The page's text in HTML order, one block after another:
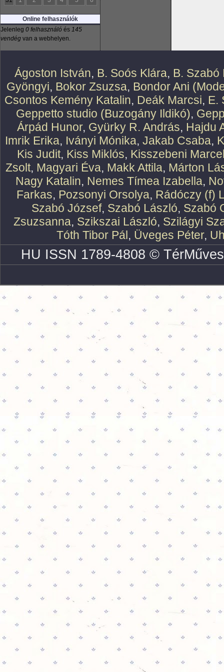
Online felhasználók
Jelenleg 0 felhasználó és 145
vendég van a webhelyen.
Ágoston István, B. Soós Klára, B. Szabó
Gyöngyi, Bokor Zsuzsa, Bondor Ani
Csontos Kemény Katalin, Deák Marcsi, E.
Geppetto studio (Buzogány Ildikó),
Árpád Hunor, Gyürky R. András, Hajdu
Imrik Erika, Iványi Mónika, Jakab Csaba,
Kis Judit, Kiss Miklós, Kisszebeni
Zsolt, Magyari Éva, Makk Attila, Márton
Nagy Katalin, Nemes Tímea Izabella,
Farkas, Pozsonyi Orsolya, Rádóczy (f)
Szabó József, Szabó László, Szabó
Zsuzsanna, Szikszai László, Szilágyi
Tóth Tibor Pál, Üveges Péter,
HU ISSN 1789-4808 ©